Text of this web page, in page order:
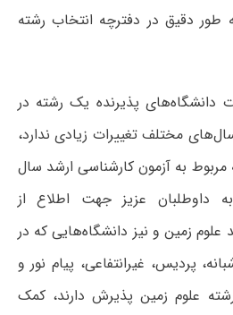
طور دقیق در دفترچه انتخاب رشته
دانشگاه‌های پذیرنده یک رشته در
مختلف تغییرات زیادی ندارد،
به آزمون کارشناسی ارشد سال
داوطلبان عزیز جهت اطلاع از
زمین و نیز دانشگاه‌هایی که در
پردیس، غیرانتفاعی، پیام نور و
علوم زمین پذیرش دارند، کمک